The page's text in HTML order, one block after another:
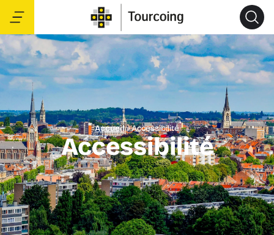
Accueil»Accessibilité
Accessibilité